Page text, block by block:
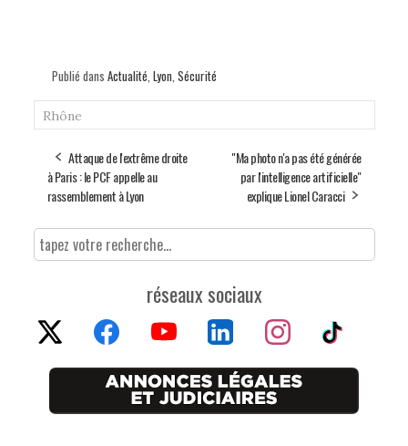
Publié dans Actualité Lyon Sécurité
Rhône
Attaque de l'extrême droite
à Paris : le PCF appelle au
rassemblement à Lyon
"Ma photo n'a pas été générée
par l'intelligence artificielle"
explique Lionel Caracci
réseaux sociaux